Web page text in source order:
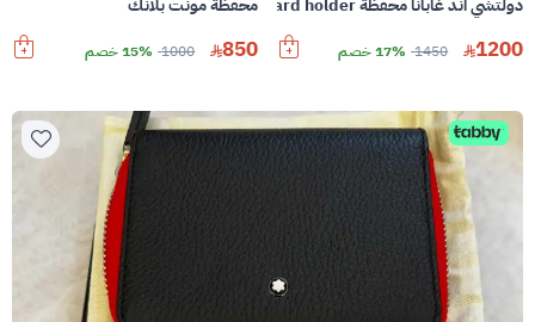
دولتشي اند غابانا محفظة Logo Plaque jacquad card holder
1200
1450 17% خصم
محفظة مونت بلانك
850
1000 15% خصم